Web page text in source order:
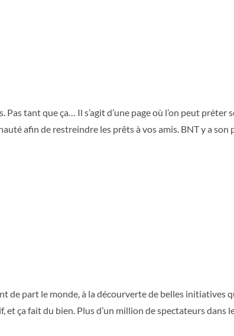
tant que ça… Il s’agit d’une page où l’on peut préter
afin de restreindre les prêts à vos amis. BNT y a son
de part le monde, à la décourverte de belles initiatives
ça fait du bien. Plus d’un million de spectateurs dans